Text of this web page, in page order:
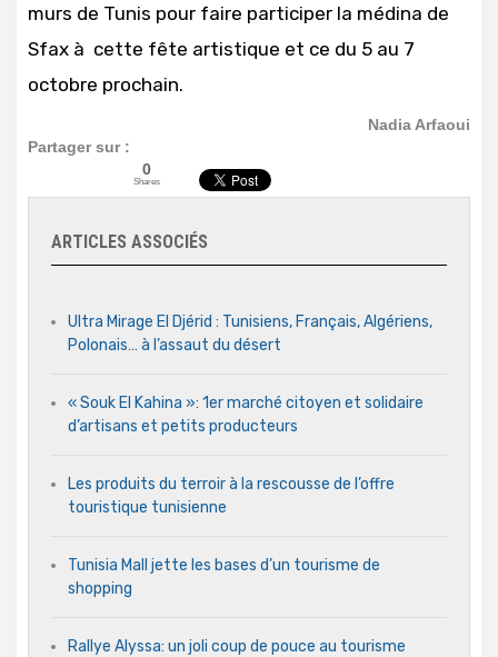
murs de Tunis pour faire participer la médina de
Sfax à cette fête artistique et ce du 5 au 7
octobre prochain.
Nadia Arfaoui
Partager sur :
0
Shares
ARTICLES ASSOCIÉS
Ultra Mirage El Djérid : Tunisiens, Français, Algériens,
Polonais… à l’assaut du désert
« Souk El Kahina »: 1er marché citoyen et solidaire
d’artisans et petits producteurs
Les produits du terroir à la rescousse de l’offre
touristique tunisienne
Tunisia Mall jette les bases d’un tourisme de
shopping
Rallye Alyssa: un joli coup de pouce au tourisme